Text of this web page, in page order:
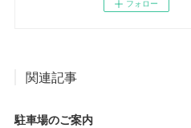
フォロー
関連記事
駐車場のご案内